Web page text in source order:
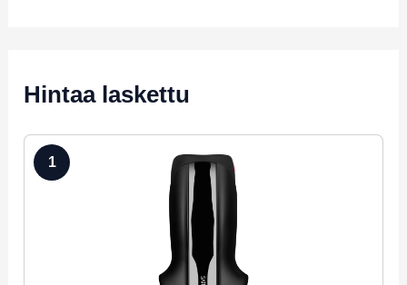
Hintaa laskettu
1